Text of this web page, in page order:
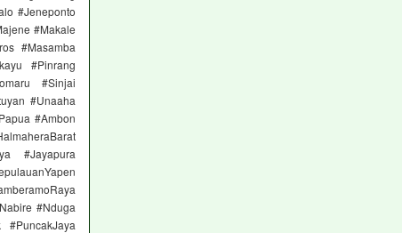
#Jeneponto
#Makale
#Masamba
#Pinrang
#Sinjai
#Unaaha
#Ambon
#Jayapura
#Nduga